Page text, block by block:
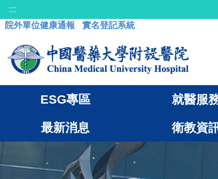
:::
院外單位健康通報
實名登記系統
ESG專區 就醫服
最新消息 衛教資